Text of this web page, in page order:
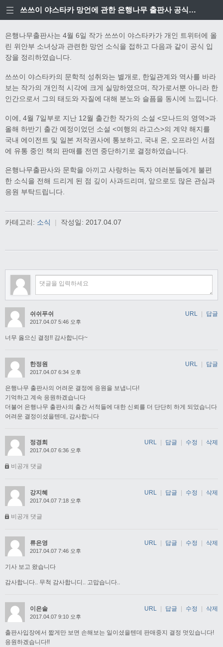
쓰쓰이 야스타카 망언에 관한 은행나무 출판사 공식입장
은행나무출판사는 4월 6일 작가 쓰쓰이 야스타카가 개인 트위터에 올
린 위안부 소녀상과 관련한 망언 소식을 접하고 다음과 같이 공식 입
장을 정리하였습니다.
쓰쓰이 야스타카의 문학적 성취와는 별개로, 한일관계와 역사를 바라
보는 작가의 개인적 시각에 크게 실망하였으며, 작가로서뿐 아니라 한
인간으로서 그의 태도와 자질에 대해 분노와 슬픔을 동시에 느낍니다.
이에, 4월 7일부로 지난 12월 출간한 작가의 소설 <모나드의 영역>과
올해 하반기 출간 예정이었던 소설 <여행의 라고스>의 계약 해지를
국내 에이전트 및 일본 저작권사에 통보하고, 국내 온, 오프라인 서점
에 유통 중인 책의 판매를 전면 중단하기로 결정하였습니다.
은행나무출판사와 문학을 아끼고 사랑하는 독자 여러분들에게 불편
한 소식을 전해 드리게 된 점 깊이 사과드리며, 앞으로도 많은 관심과
응원 부탁드립니다.
카테고리: 소식 | 작성일: 2017.04.07
쉬쉬푸쉬
2017.04.07 5:46 오후
너무 옳으신 결정!! 감사합니다~
URL | 답글
한정원
2017.04.07 6:34 오후
은행나무 출판사의 어려운 결정에 응원을 보냅니다!
기억하고 계속 응원하겠습니다
더불어 은행나무 출판사의 출간 서적들에 대한 신뢰를 더 단단히 하게 되었습니다
어려운 결정이셨을텐데, 감사합니다
URL | 답글
정경희
2017.04.07 6:36 오후
비공개 댓글
URL 답글 수정 삭제
강지혜
2017.04.07 7:18 오후
비공개 댓글
URL 답글 수정 삭제
류은영
2017.04.07 7:46 오후
기사 보고 왔습니다
감사합니다.. 무척 감사합니디.. 고맙습니다..
URL 답글 수정 삭제
이은솔
2017.04.07 9:10 오후
출판사입장에서 짧게만 보면 손해보는 일이셨을텐데 판매중지 결정 멋있습니다!
응원하겠습니다!!
URL | 답글 | 수정 | 삭제